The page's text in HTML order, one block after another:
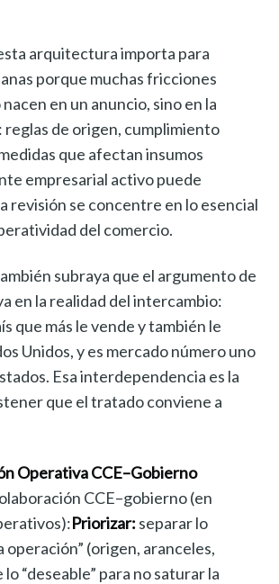
arquitectura importa para
porque muchas fricciones
en un anuncio, sino en la
de origen, cumplimiento
que afectan insumos
empresarial activo puede
revisión se concentre en lo esencial
del comercio.
subraya que el argumento de
en la realidad del intercambio:
que más le vende y también le
Unidos, y es mercado número uno
Esa interdependencia es la
que el tratado conviene a
Operativa CCE–Gobierno
CCE–gobierno (en
Priorizar: separar lo
operación” (origen, aranceles,
“deseable” para no saturar la